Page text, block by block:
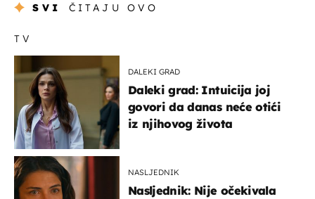
SVI ČITAJU OVO
TV
DALEKI GRAD
Daleki grad: Intuicija joj
govori da danas neće otići
iz njihovog života
NASLJEDNIK
Nasljednik: Nije očekivala